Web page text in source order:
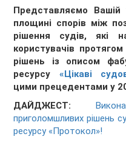
Представляємо
площині спорів між
рішення судів, які
користувачів
рішень із описом
ресурсу «Цікаві
цими прецедентами у
ДАЙДЖЕСТ:
приголомшливих рішень
ресурсу «Протокол»!